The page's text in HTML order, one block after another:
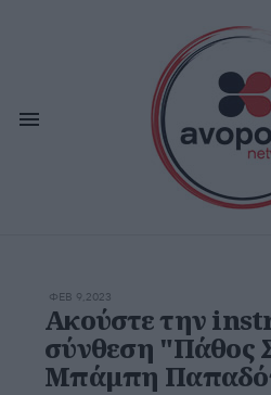
ΦΕΒ 9,2023
Ακούστε την
σύνθεση "Πάθος
Μπάμπη